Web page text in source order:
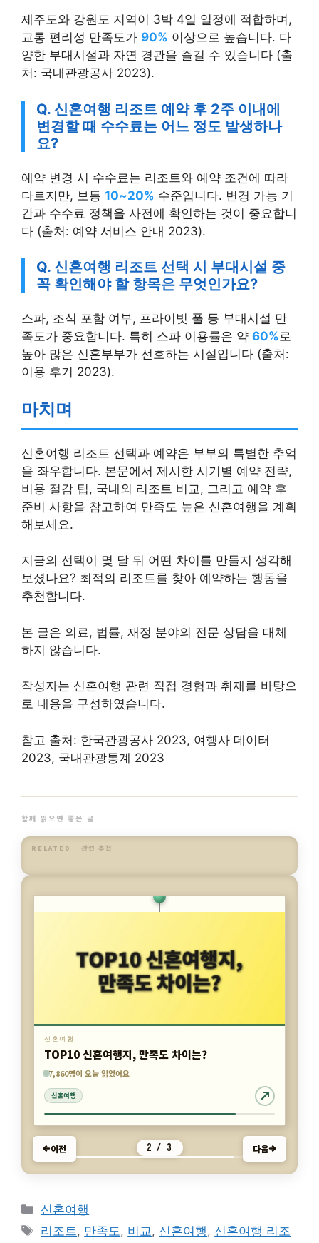
제주도와 강원도 지역이 3박 4일 일정에 적합하며,
교통 편리성 만족도가 90% 이상으로 높습니다. 다
양한 부대시설과 자연 경관을 즐길 수 있습니다 (출
처: 국내관광공사 2023).
Q. 신혼여행 리조트 예약 후 2주 이내에
변경할 때 수수료는 어느 정도 발생하나
요?
예약 변경 시 수수료는 리조트와 예약 조건에 따라
다르지만, 보통 10~20% 수준입니다. 변경 가능 기
간과 수수료 정책을 사전에 확인하는 것이 중요합니
다 (출처: 예약 서비스 안내 2023).
Q. 신혼여행 리조트 선택 시 부대시설 중
꼭 확인해야 할 항목은 무엇인가요?
스파, 조식 포함 여부, 프라이빗 풀 등 부대시설 만
족도가 중요합니다. 특히 스파 이용률은 약 60%로
높아 많은 신혼부부가 선호하는 시설입니다 (출처:
이용 후기 2023).
마치며
신혼여행 리조트 선택과 예약은 부부의 특별한 추억
을 좌우합니다. 본문에서 제시한 시기별 예약 전략,
비용 절감 팁, 국내외 리조트 비교, 그리고 예약 후
준비 사항을 참고하여 만족도 높은 신혼여행을 계획
해보세요.
지금의 선택이 몇 달 뒤 어떤 차이를 만들지 생각해
보셨나요? 최적의 리조트를 찾아 예약하는 행동을
추천합니다.
본 글은 의료, 법률, 재정 분야의 전문 상담을 대체
하지 않습니다.
작성자는 신혼여행 관련 직접 경험과 취재를 바탕으
로 내용을 구성하였습니다.
참고 출처: 한국관광공사 2023, 여행사 데이터
2023, 국내관광통계 2023
함께 읽으면 좋은 글
RELATED · 관련 추천
886명이 오늘 읽었어요
신혼여행
7,860명이 오늘 읽었어요
신혼여행
신혼여행
스위스 신혼여행 경비 절감 방법은?
4,882명이 오늘 읽었어요
신혼여행
이전 3 / 3 다음
카
테
신혼여행
태
리조트 , 만족도 , 비교 , 신혼여행 , 신혼여행 리조